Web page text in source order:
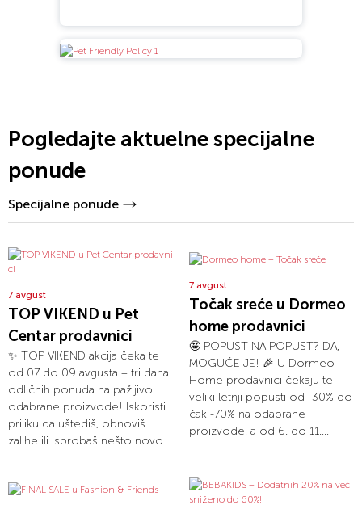
Pogledajte aktuelne specijalne
ponude
Specijalne ponude
7 avgust
TOP VIKEND u Pet
Centar prodavnici
✨ TOP VIKEND akcija čeka te
od 07 do 09 avgusta – tri dana
odličnih ponuda na pažljivo
odabrane proizvode! Iskoristi
priliku da uštediš, obnoviš
zalihe ili isprobaš nešto novo...
7 avgust
Točak sreće u Dormeo
home prodavnici
🤩 POPUST NA POPUST? DA,
MOGUĆE JE! 🎉 U Dormeo
Home prodavnici čekaju te
veliki letnji popusti od -30% do
čak -70% na odabrane
proizvode, a od 6. do 11....